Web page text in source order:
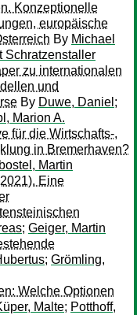
Konzeptionelle
europäische
By Michael
Schratzenstaller
zu internationalen
und
By Duwe, Daniel ;
Marion A.
für die Wirtschafts-,
in Bremerhaven?
Martin
Eine
; Geiger, Martin
; Grömling,
Welche Optionen
Malte; Potthoff,